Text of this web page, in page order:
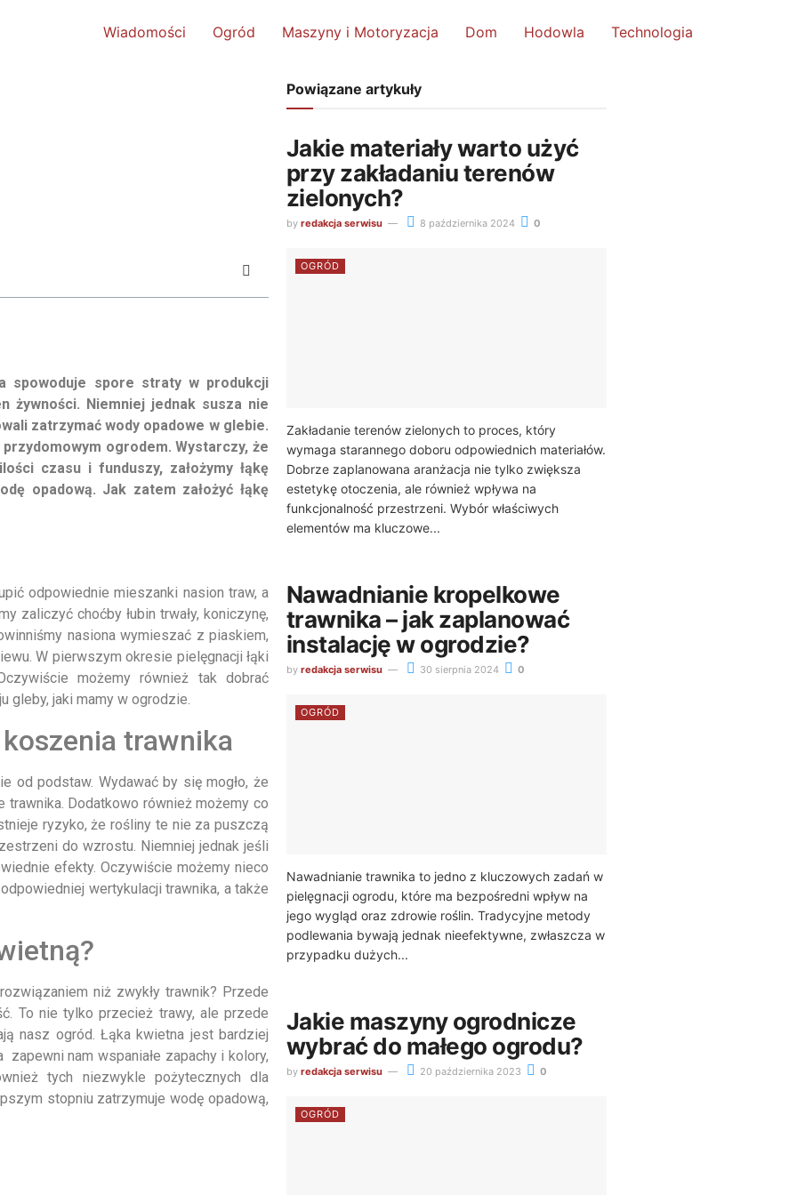
Wiadomości Ogród Maszyny i Motoryzacja Dom Hodowla Technologia
spowoduje spore straty w produkcji
żywności. Niemniej jednak susza nie
zatrzymać wody opadowe w glebie.
ogrodem. Wystarczy, że
czasu i funduszy, założymy łąkę
opadową. Jak zatem założyć łąkę
odpowiednie mieszanki nasion traw, a
zaliczyć choćby łubin trwały, koniczynę,
nasiona wymieszać z piaskiem,
W pierwszym okresie pielęgnacji łąki
możemy również tak dobrać
gleby, jaki mamy w ogrodzie.
trawnika
od podstaw. Wydawać by się mogło, że
Dodatkowo również możemy co
ryzyko, że rośliny te nie za puszczą
do wzrostu. Niemniej jednak jeśli
efekty. Oczywiście możemy nieco
wertykulacji trawnika, a także
niż zwykły trawnik? Przede
To nie tylko przecież trawy, ale przede
nasz ogród. Łąka kwietna jest bardziej
nam wspaniałe zapachy i kolory,
tych niezwykle pożytecznych dla
stopniu zatrzymuje wodę opadową,
Powiązane artykuły
Jakie materiały warto użyć
przy zakładaniu terenów
zielonych?
by redakcja serwisu 8 października 2024 0
OGRÓD
Zakładanie terenów zielonych to proces, który
wymaga starannego doboru odpowiednich materiałów.
Dobrze zaplanowana aranżacja nie tylko zwiększa
estetykę otoczenia, ale również wpływa na
funkcjonalność przestrzeni. Wybór właściwych
elementów ma kluczowe...
Nawadnianie kropelkowe
trawnika – jak zaplanować
instalację w ogrodzie?
by redakcja serwisu 30 sierpnia 2024 0
OGRÓD
Nawadnianie trawnika to jedno z kluczowych zadań w
pielęgnacji ogrodu, które ma bezpośredni wpływ na
jego wygląd oraz zdrowie roślin. Tradycyjne metody
podlewania bywają jednak nieefektywne, zwłaszcza w
przypadku dużych...
Jakie maszyny ogrodnicze
wybrać do małego ogrodu?
by redakcja serwisu 20 października 2023 0
OGRÓD